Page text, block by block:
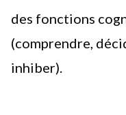
des fonctions
(comprendre,
inhiber).